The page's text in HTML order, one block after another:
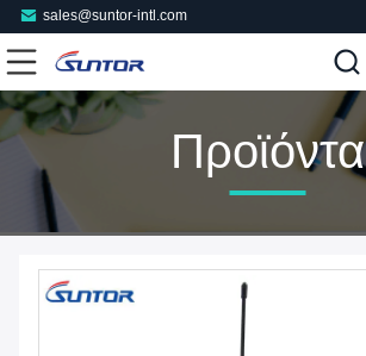
sales@suntor-intl.com
Προϊόντα